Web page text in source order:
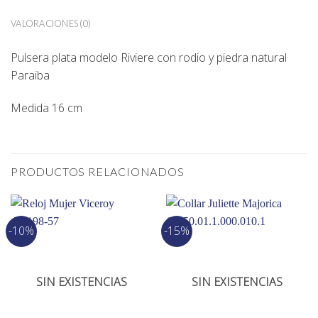
VALORACIONES (0)
Pulsera plata modelo Riviere con rodio y piedra natural
Paraiba
Medida 16 cm
PRODUCTOS RELACIONADOS
-10%
SIN EXISTENCIAS
-15%
SIN EXISTENCIAS